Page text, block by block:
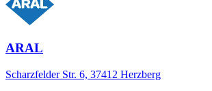
ARAL
Scharzfelder Str. 6, 37412 Herzberg